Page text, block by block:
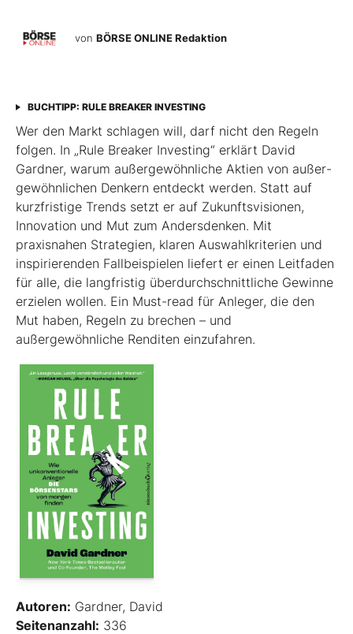
von BÖRSE ONLINE Redaktion
BUCHTIPP: RULE BREAKER INVESTING
Wer den Markt schlagen will, darf nicht den Regeln
folgen. In „Rule Breaker Investing“ erklärt David
Gardner, warum außergewöhnliche Aktien von außer­
gewöhnlichen Denkern entdeckt werden. Statt auf
kurzfristige Trends setzt er auf Zukunftsvisionen,
Innovation und Mut zum Andersdenken. Mit
praxisnahen Strategien, klaren Auswahlkriterien und
inspirierenden Fallbeispielen liefert er einen Leit­faden
für alle, die langfristig überdurchschnittliche Gewinne
erzielen wollen. Ein Must-read für Anleger, die den
Mut haben, Regeln zu brechen – und
außergewöhnliche Renditen einzufahren.
Autoren: Gardner, David
Seitenanzahl: 336